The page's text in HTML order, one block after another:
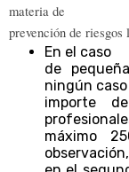
materia de
prevención de riesgos
En el caso
de
ningún caso
importe
máximo